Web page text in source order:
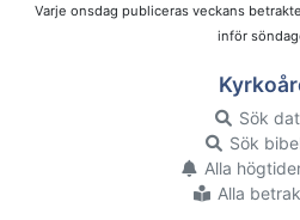
Varje onsdag publiceras veckans
inför
Sök
Sök
Alla
Alla